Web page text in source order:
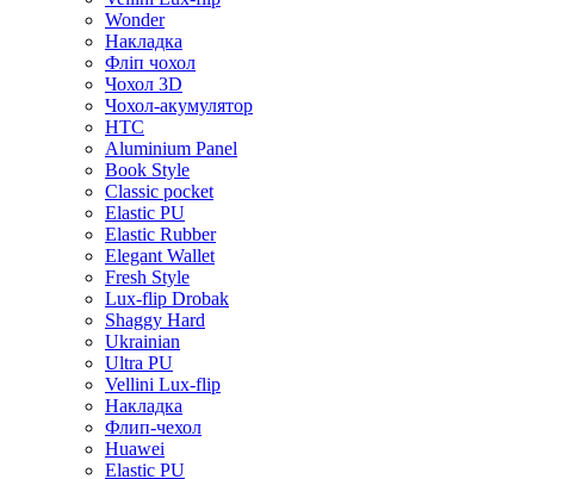
Wonder
Накладка
Фліп чохол
Чохол 3D
Чохол-акумулятор
HTC
Aluminium Panel
Book Style
Classic pocket
Elastic PU
Elastic Rubber
Elegant Wallet
Fresh Style
Lux-flip Drobak
Shaggy Hard
Ukrainian
Ultra PU
Vellini Lux-flip
Накладка
Флип-чехол
Huawei
Elastic PU